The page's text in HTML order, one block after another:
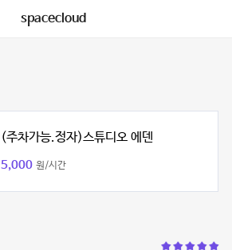
spacecloud
(주차가능.정자)스튜디오 에덴
5,000 원/시간